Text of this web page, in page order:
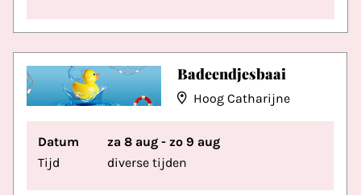
Badeendjesbaai
Hoog Catharijne
Datum
za 8 aug - zo 9 aug
Tijd
diverse tijden